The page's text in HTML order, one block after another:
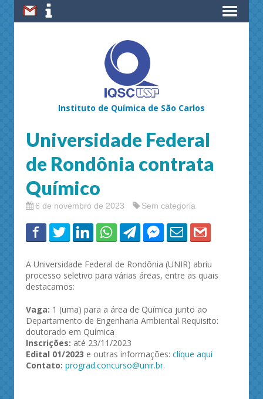
Instituto de Química de São Carlos
Universidade Federal
de Rondônia contrata
Químico
6 de novembro de 2023 Sem categoria
A Universidade Federal de Rondônia (UNIR) abriu
processo seletivo para várias áreas, entre as quais
destacamos:
Vaga: 1 (uma) para a área de Química junto ao
Departamento de Engenharia Ambiental Requisito:
doutorado em Química
Inscrições: até 23/11/2023
Edital 01/2023 e outras informações: clique aqui
Contato: prograd.concurso@unir.br.